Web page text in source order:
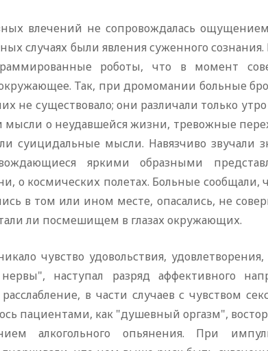
влечений не сопровождалась
случаях были явления суженного
роботы, что в момент
Так, при дромомании больные
не существовало; они различали только
мысли о неудавшейся жизни, тревожные
суицидальные мысли. Навязчиво звучали
яркими образными
о космических полетах. Больные сообщали,
в том или ином месте, опасались, не
ли посмешищем в глазах окружающих.
чувство удовольствия, удовлетворения,
наступал разряд аффективного
в части случаев с чувством
пациентами, как "душевный оргазм",
алкогольного опьянения. При